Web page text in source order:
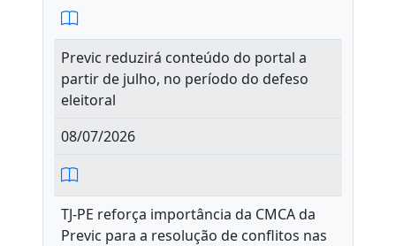
Previc reduzirá conteúdo do portal a
partir de julho, no período do defeso
eleitoral
08/07/2026
TJ-PE reforça importância da CMCA da
Previc para a resolução de conflitos nas